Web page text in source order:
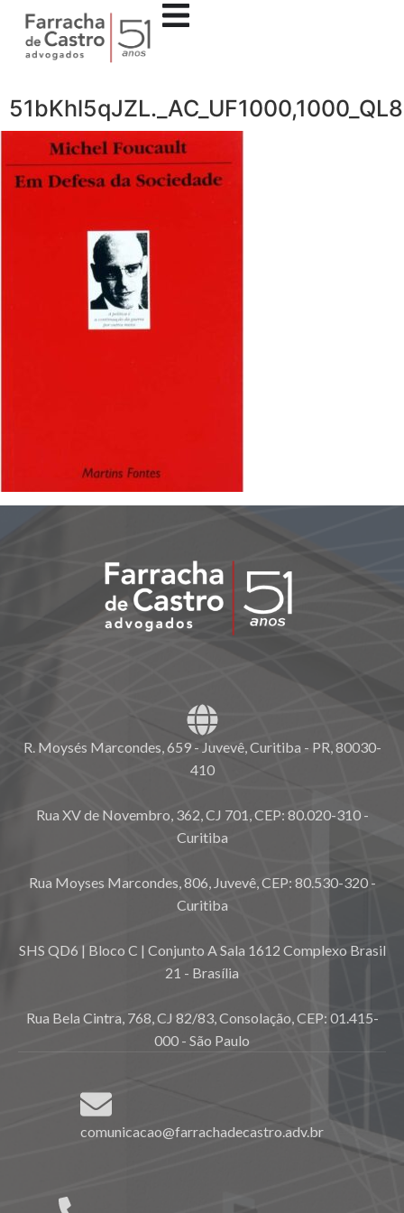
R. Moysés Marcondes, 659 - Juvevê, Curitiba - PR, 80030-
410
Rua XV de Novembro, 362, CJ 701, CEP: 80.020-310 -
Curitiba
Rua Moyses Marcondes, 806, Juvevê, CEP: 80.530-320 -
Curitiba
SHS QD6 | Bloco C | Conjunto A Sala 1612 Complexo Brasil
21 - Brasília
Rua Bela Cintra, 768, CJ 82/83, Consolação, CEP: 01.415-
000 - São Paulo
comunicacao@farrachadecastro.adv.br